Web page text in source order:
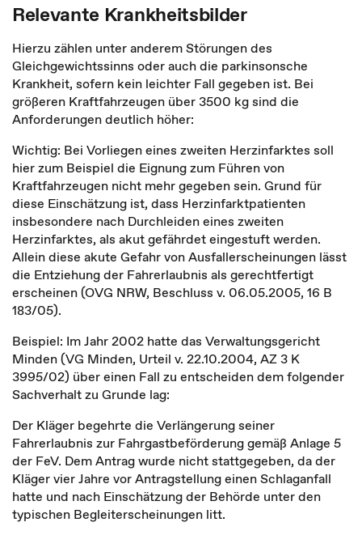
Relevante Krankheitsbilder
Hierzu zählen unter anderem Störungen des
Gleichgewichtssinns oder auch die parkinsonsche
Krankheit, sofern kein leichter Fall gegeben ist. Bei
größeren Kraftfahrzeugen über 3500 kg sind die
Anforderungen deutlich höher:
Wichtig: Bei Vorliegen eines zweiten Herzinfarktes soll
hier zum Beispiel die Eignung zum Führen von
Kraftfahrzeugen nicht mehr gegeben sein. Grund für
diese Einschätzung ist, dass Herzinfarktpatienten
insbesondere nach Durchleiden eines zweiten
Herzinfarktes, als akut gefährdet eingestuft werden.
Allein diese akute Gefahr von Ausfallerscheinungen lässt
die Entziehung der Fahrerlaubnis als gerechtfertigt
erscheinen (OVG NRW, Beschluss v. 06.05.2005, 16 B
183/05).
Beispiel: Im Jahr 2002 hatte das Verwaltungsgericht
Minden (VG Minden, Urteil v. 22.10.2004, AZ 3 K
3995/02) über einen Fall zu entscheiden dem folgender
Sachverhalt zu Grunde lag:
Der Kläger begehrte die Verlängerung seiner
Fahrerlaubnis zur Fahrgastbeförderung gemäß Anlage 5
der FeV. Dem Antrag wurde nicht stattgegeben, da der
Kläger vier Jahre vor Antragstellung einen Schlaganfall
hatte und nach Einschätzung der Behörde unter den
typischen Begleiterscheinungen litt.